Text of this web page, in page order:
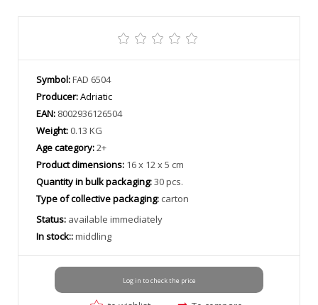
Symbol:FAD 6504
Producer:Adriatic
EAN: 8002936126504
Weight: 0.13 KG
Age category:2+
Product dimensions: 16 x 12 x 5 cm
Quantity in bulk packaging:30 pcs.
Type of collective packaging: carton
Status: available immediately
In stock::middling
Log in to check the price